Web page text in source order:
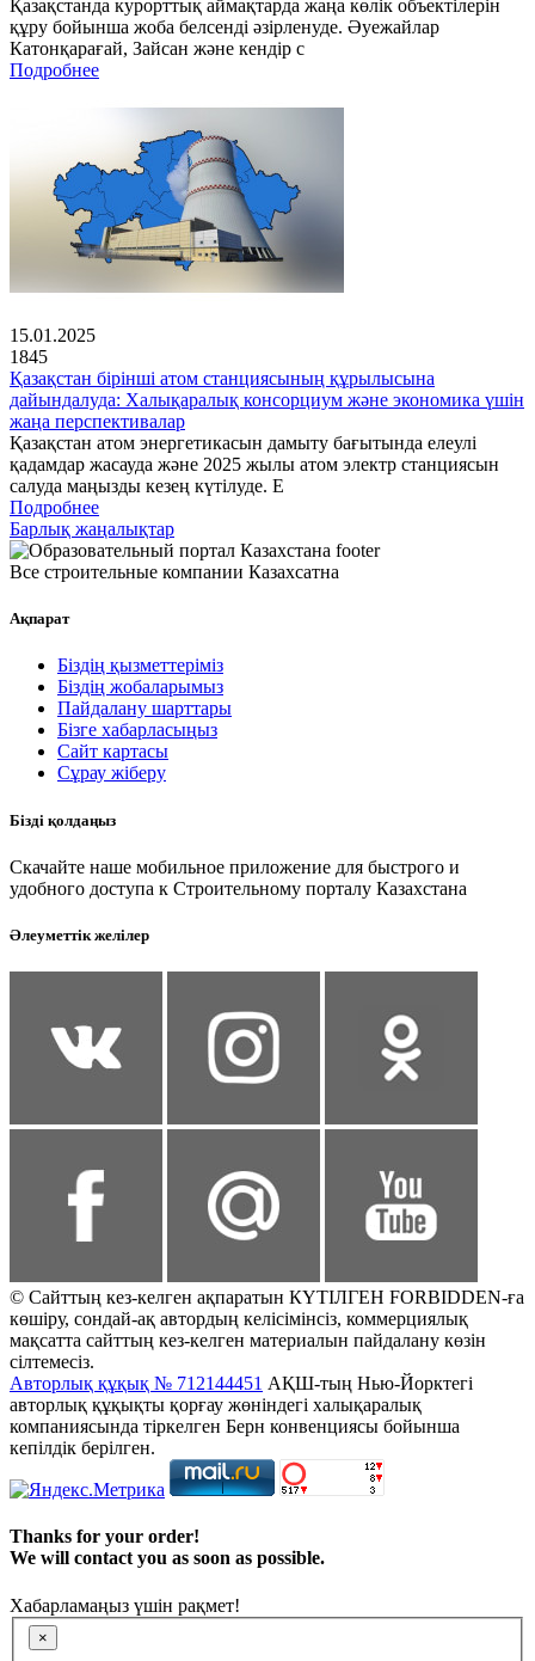
Қазақстанда курорттық аймақтарда жаңа көлік объектілерін
құру бойынша жоба белсенді әзірленуде. Әуежайлар
Катонқарағай, Зайсан және кендір с
Подробнее
15.01.2025
1845
Қазақстан бірінші атом станциясының құрылысына
дайындалуда: Халықаралық консорциум және экономика үшін
жаңа перспективалар
Қазақстан атом энергетикасын дамыту бағытында елеулі
қадамдар жасауда және 2025 жылы атом электр станциясын
салуда маңызды кезең күтілуде. Е
Подробнее
Барлық жаңалықтар
Все строительные компании Казахсатна
Ақпарат
Біздің қызметтеріміз
Біздің жобаларымыз
Пайдалану шарттары
Бізге хабарласыңыз
Сайт картасы
Сұрау жіберу
Бізді қолдаңыз
Скачайте наше мобильное приложение для быстрого и
удобного доступа к Строительному порталу Казахстана
Әлеуметтік желілер
© Сайттың кез-келген ақпаратын КҮТІЛГЕН FORBIDDEN-ға
көшіру, сондай-ақ автордың келісімінсіз, коммерциялық
мақсатта сайттың кез-келген материалын пайдалану көзін
сілтемесіз.
Авторлық құқық № 712144451 АҚШ-тың Нью-Йорктегі
авторлық құқықты қорғау жөніндегі халықаралық
компаниясында тіркелген Берн конвенциясы бойынша
кепілдік берілген.
Thanks for your order!
We will contact you as soon as possible.
Хабарламаңыз үшін рақмет!
×